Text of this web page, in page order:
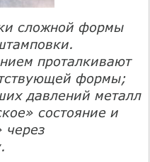
сложной формы
проталкивают
формы;
давлений металл
состояние и
через